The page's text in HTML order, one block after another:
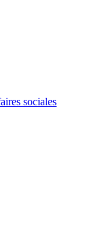
sociales